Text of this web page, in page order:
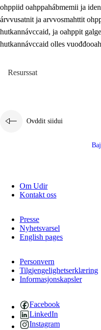
ohppiid oahppahábmemii ja
árvvusatnit ja arvvosmahttit
hutkannávccaid, ja oahppit
hutkannávccaid olles
Resurssat
Ovddit siidui
Om Udir
Kontakt oss
Presse
Nyhetsvarsel
English pages
Personvern
Tilgjengelighetserklæring
Informasjonskapsler
Facebook
LinkedIn
Instagram